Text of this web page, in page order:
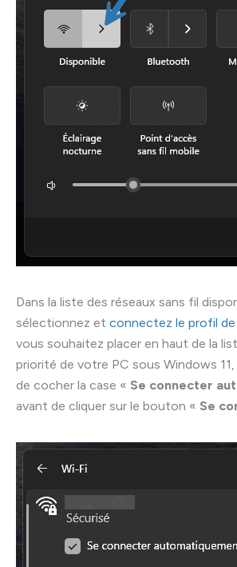
Dans la liste des réseaux sans fil
sélectionnez et connectez le profil de
vous souhaitez placer en haut de la
priorité de votre PC sous Windows
de cocher la case « Se connecter
avant de cliquer sur le bouton « Se